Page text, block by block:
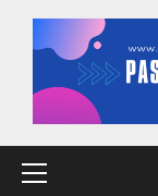
Primary